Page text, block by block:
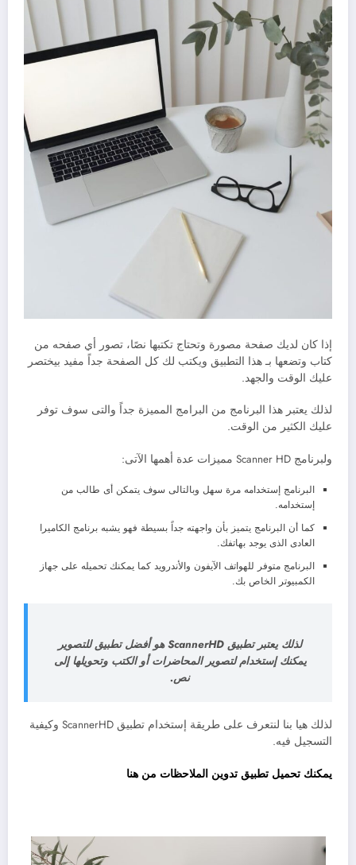
إذا كان لديك صفحة مصورة وتحتاج تكتبها نصًا، تصور أي صفحه من
كتاب وتضعها بـ هذا التطبيق ويكتب لك كل الصفحة جداً مفيد بيختصر
عليك الوقت والجهد.
لذلك يعتبر هذا البرنامج من البرامج المميزة جداً والتى سوف توفر
عليك الكثير من الوقت.
ولبرنامج Scanner HD مميزات عدة أهمها الآتى:
البرنامج إستخدامه مرة سهل وبالتالى سوف يتمكن أى طالب من
إستخدامه.
كما أن البرنامج يتميز بأن واجهته جداً بسيطة فهو يشبه برنامج الكاميرا
العادى الذى يوجد بهاتفك.
البرنامج متوفر للهواتف الآيفون والأندرويد كما يمكنك تحميله على جهاز
الكمبيوتر الخاص بك.
لذلك يعتبر تطبيق ScannerHD هو أفضل تطبيق للتصوير
يمكنك إستخدام لتصوير المحاضرات أو الكتب وتحويلها إلى
نص.
لذلك هيا بنا لنتعرف على طريقة إستخدام تطبيق ScannerHD وكيفية
التسجيل فيه.
يمكنك تحميل تطبيق تدوين الملاحظات من هنا